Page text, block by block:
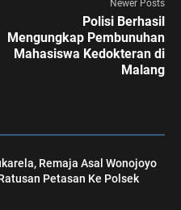
Newer Posts
Polisi Berhasil
Mengungkap Pembunuhan
Mahasiswa Kedokteran di
Malang
Remaja Asal Wonojoyo
Petasan Ke Polsek